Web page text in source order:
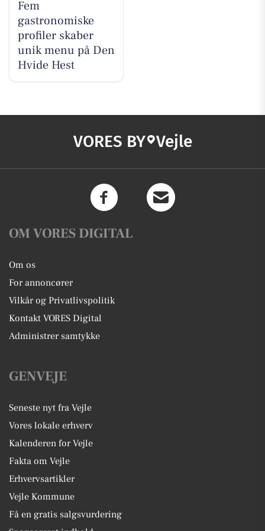
Fem
gastronomiske
profiler skaber
unik menu på Den
Hvide Hest
VORES BY Vejle
OM VORES DIGITAL
Om os
For annoncører
Vilkår og Privatlivspolitik
Kontakt VORES Digital
Administrer samtykke
GENVEJE
Seneste nyt fra Vejle
Vores lokale erhverv
Kalenderen for Vejle
Fakta om Vejle
Erhvervsartikler
Vejle Kommune
Få en gratis salgsvurdering